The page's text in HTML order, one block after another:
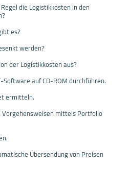
die Logistikkosten in den
es?
werden?
der Logistikkosten aus?
auf CD-ROM durchführen.
ermitteln.
mittels Portfolio
Übersendung von Preisen